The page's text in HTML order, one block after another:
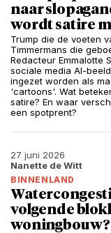
naar
wordt satire
Trump die de voeten
Timmermans die
Redacteur Emmalotte
sociale media AI-
ingezet worden als
'cartoons'. Wat
satire? En waar
een spotprent?
27 juni 2026
Nanette de Witt
BINNENLAND
volgende
woningbouw?